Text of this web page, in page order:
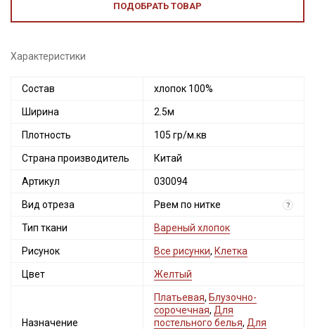
ПОДОБРАТЬ ТОВАР
Характеристики
Состав хлопок 100%
Ширина 2.5м
Плотность 105 гр/м.кв
Страна производитель Китай
Артикул 030094
Вид отреза Рвем по нитке ?
Тип ткани Вареный хлопок
Рисунок Все рисунки, Клетка
Цвет Желтый
Назначение
Платьевая, Блузочно-
сорочечная, Для
постельного белья, Для